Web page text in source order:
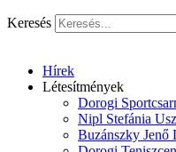
Keresés
Hírek
Létesítmények
Dorogi
Nipl Stefánia
Buzánszky Jenő